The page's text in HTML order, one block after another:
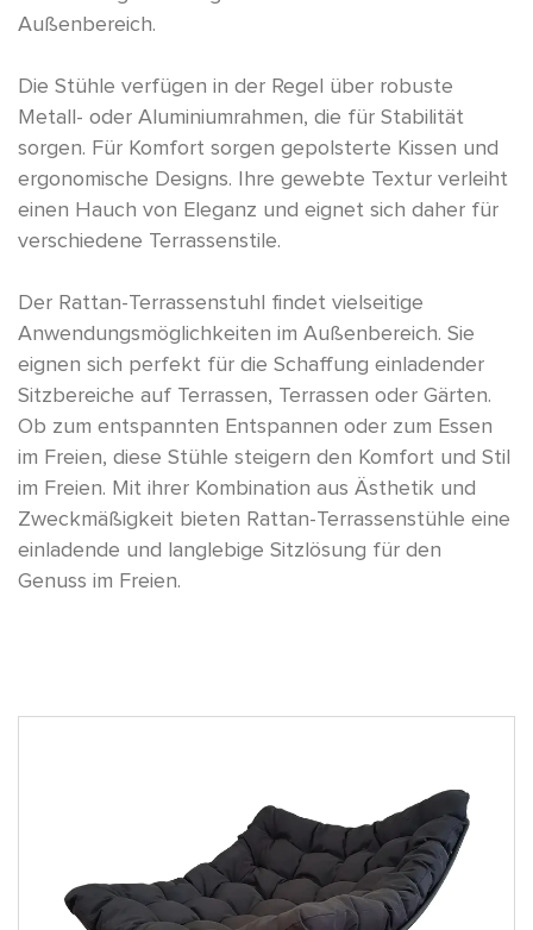
Außenbereich.
Die Stühle verfügen in der Regel über robuste
Metall- oder Aluminiumrahmen, die für Stabilität
sorgen. Für Komfort sorgen gepolsterte Kissen und
ergonomische Designs. Ihre gewebte Textur verleiht
einen Hauch von Eleganz und eignet sich daher für
verschiedene Terrassenstile.
Der Rattan-Terrassenstuhl findet vielseitige
Anwendungsmöglichkeiten im Außenbereich. Sie
eignen sich perfekt für die Schaffung einladender
Sitzbereiche auf Terrassen, Terrassen oder Gärten.
Ob zum entspannten Entspannen oder zum Essen
im Freien, diese Stühle steigern den Komfort und Stil
im Freien. Mit ihrer Kombination aus Ästhetik und
Zweckmäßigkeit bieten Rattan-Terrassenstühle eine
einladende und langlebige Sitzlösung für den
Genuss im Freien.